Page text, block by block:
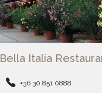
Bella Italia
+36 30 851 0888